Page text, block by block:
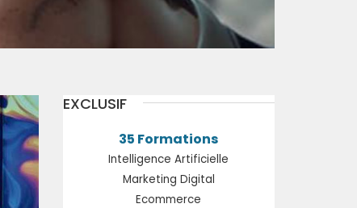
EXCLUSIF
35 Formations
Intelligence Artificielle
Marketing Digital
Ecommerce